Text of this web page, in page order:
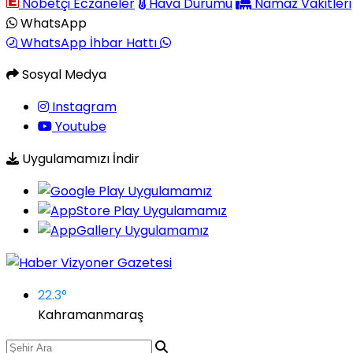
WhatsApp
WhatsApp İhbar Hattı
Sosyal Medya
Instagram
Youtube
Uygulamamızı İndir
22.3°
Kahramanmaraş